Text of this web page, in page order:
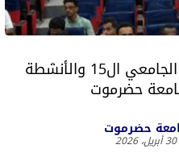
اختتام اسبوع الطالب الجامعي ال15 والأنشطة
حضرموت
حضرموت
30 أبريل، 2026